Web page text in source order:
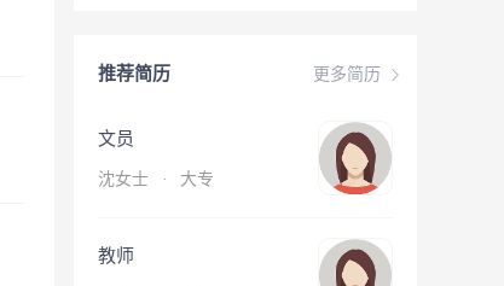
更多简历
推荐简历
文员
沈女士 · 大专
教师